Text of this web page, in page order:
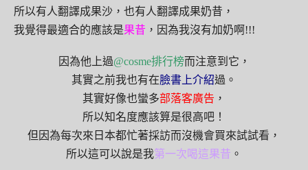
所以有人翻譯成果沙，也有人翻譯成果奶昔，
我覺得最適合的應該是果昔 ，因為我沒有加奶啊!!!
因為他上過@cosme排行榜而注意到它，
其實之前我也有在臉書上介紹過。
其實好像也蠻多部落客廣告 ，
所以知名度應該算是很高吧！
但因為每次來日本都忙著採訪而沒機會買來試試看，
所以這可以說是我第一次喝這果昔 。